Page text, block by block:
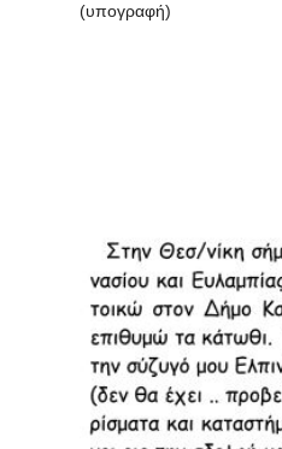
(υπογραφή)